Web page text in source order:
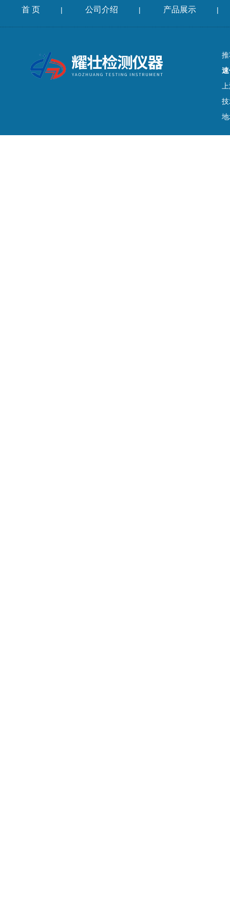
首 页 | 公司介绍 | 产品展示 |